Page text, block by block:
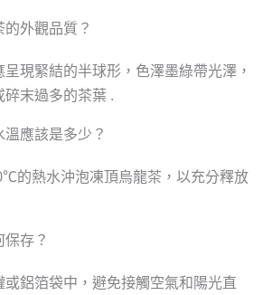
外觀品質？
現緊結的半球形，色澤墨綠帶光澤，
末過多的茶葉 .
應該是多少？
的熱水沖泡凍頂烏龍茶，以充分釋放
存？
鋁箔袋中，避免接觸空氣和陽光直